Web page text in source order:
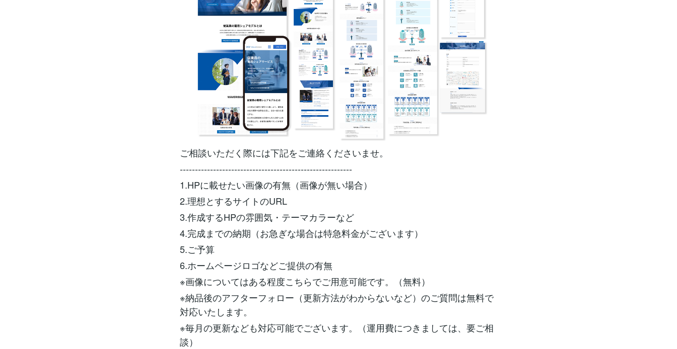
ご相談いただく際には下記をご連絡くださいませ。
---------------------------------------------------------
1.HPに載せたい画像の有無（画像が無い場合）
2.理想とするサイトのURL
3.作成するHPの雰囲気・テーマカラーなど
4.完成までの納期（お急ぎな場合は特急料金がございます）
5.ご予算
6.ホームページロゴなどご提供の有無
※画像についてはある程度こちらでご用意可能です。（無料）
※納品後のアフターフォロー（更新方法がわからないなど）のご質問は無料で
対応いたします。
※毎月の更新なども対応可能でございます。（運用費につきましては、要ご相
談）